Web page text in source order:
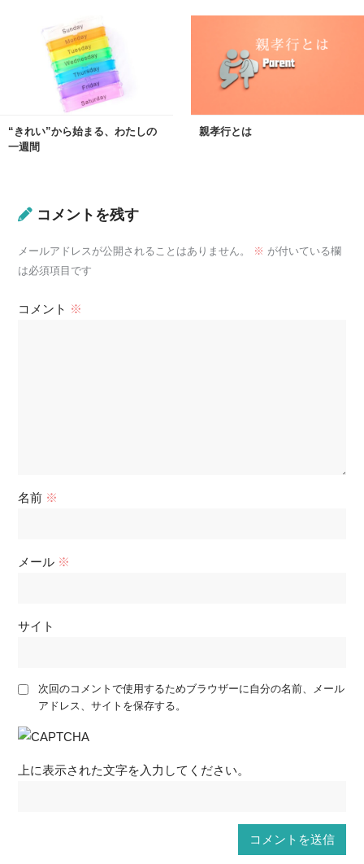
“きれい”から始まる、わたしの
一週間
親孝行とは
コメントを残す
メールアドレスが公開されることはありません。 ※ が付いている欄
は必須項目です
コメント ※
名前 ※
メール ※
サイト
次回のコメントで使用するためブラウザーに自分の名前、メール
アドレス、サイトを保存する。
上に表示された文字を入力してください。